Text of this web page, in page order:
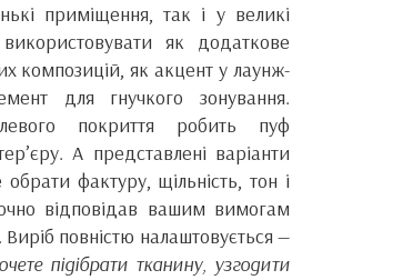
приміщення, так і у великі
як додаткове
композицій, як акцент у лаунж-
для гнучкого зонування.
покриття робить пуф
А представлені варіанти
фактуру, щільність, тон і
відповідав вашим вимогам
повністю налаштовується —
підібрати тканину, узгодити